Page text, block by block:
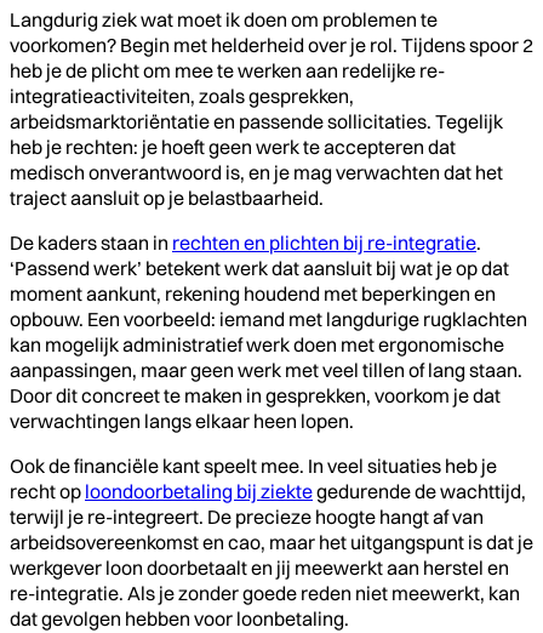
Langdurig ziek wat moet ik doen om problemen te
voorkomen? Begin met helderheid over je rol. Tijdens spoor 2
heb je de plicht om mee te werken aan redelijke re-
integratieactiviteiten, zoals gesprekken,
arbeidsmarktoriëntatie en passende sollicitaties. Tegelijk
heb je rechten: je hoeft geen werk te accepteren dat
medisch onverantwoord is, en je mag verwachten dat het
traject aansluit op je belastbaarheid.
De kaders staan in rechten en plichten bij re-integratie.
‘Passend werk’ betekent werk dat aansluit bij wat je op dat
moment aankunt, rekening houdend met beperkingen en
opbouw. Een voorbeeld: iemand met langdurige rugklachten
kan mogelijk administratief werk doen met ergonomische
aanpassingen, maar geen werk met veel tillen of lang staan.
Door dit concreet te maken in gesprekken, voorkom je dat
verwachtingen langs elkaar heen lopen.
Ook de financiële kant speelt mee. In veel situaties heb je
recht op loondoorbetaling bij ziektegedurende de wachttijd,
terwijl je re-integreert. De precieze hoogte hangt af van
arbeidsovereenkomst en cao, maar het uitgangspunt is dat je
werkgever loon doorbetaalt en jij meewerkt aan herstel en
re-integratie. Als je zonder goede reden niet meewerkt, kan
dat gevolgen hebben voor loonbetaling.